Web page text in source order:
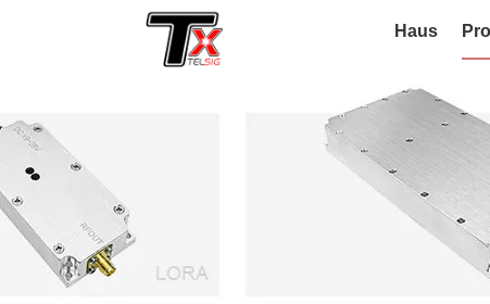
Haus